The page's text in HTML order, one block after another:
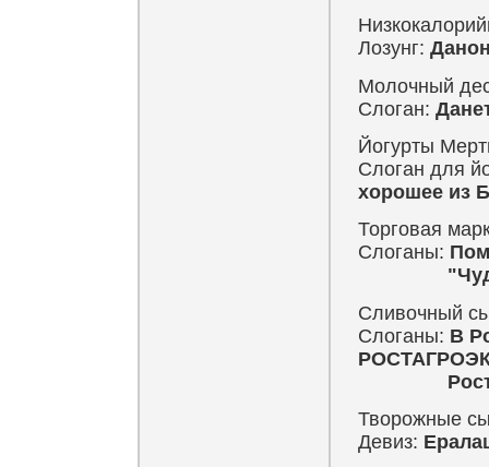
Лозунг:
Молочный
Слоган:
Йогурты
Слоган для
хорошее из
Торговая
Слоганы:
"Чудо-
Сливочный
Слоганы: В
Творожные
Девиз: